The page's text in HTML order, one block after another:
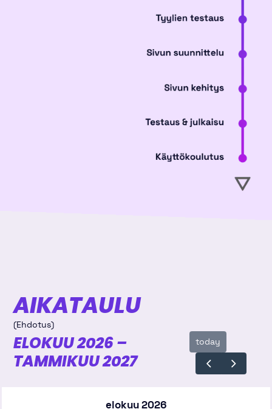
AIKATAULU
(Ehdotus)
ELOKUU 2026 –
TAMMIKUU 2027
today
elokuu 2026